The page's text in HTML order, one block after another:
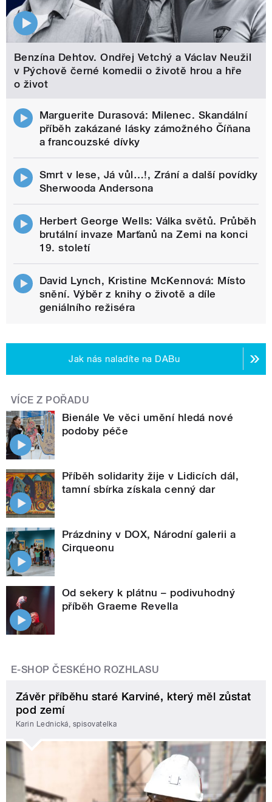
Benzína Dehtov. Ondřej Vetchý a Václav Neužil
v Pýchově černé komedii o životě hrou a hře
o život
Marguerite Durasová: Milenec. Skandální
příběh zakázané lásky zámožného Číňana
a francouzské dívky
Smrt v lese, Já vůl…!, Zrání a další povídky
Sherwooda Andersona
Herbert George Wells: Válka světů. Průběh
brutální invaze Marťanů na Zemi na konci
19. století
David Lynch, Kristine McKennová: Místo
snění. Výběr z knihy o životě a díle
geniálního režiséra
Jak nás naladíte na DABu
VÍCE Z POŘADU
Bienále Ve věci umění hledá nové
podoby péče
Příběh solidarity žije v Lidicích dál,
tamní sbírka získala cenný dar
Prázdniny v DOX, Národní galerii a
Cirqueonu
Od sekery k plátnu – podivuhodný
příběh Graeme Revella
E-SHOP ČESKÉHO ROZHLASU
Závěr příběhu staré Karviné, který měl zůstat
pod zemí
Karin Lednická, spisovatelka